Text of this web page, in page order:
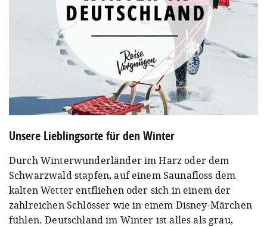
Unsere Lieblingsorte für den Winter
Durch Winterwunderländer im Harz oder dem
Schwarzwald stapfen, auf einem Saunafloss dem
kalten Wetter entfliehen oder sich in einem der
zahlreichen Schlösser wie in einem Disney-Märchen
fühlen. Deutschland im Winter ist alles als grau,